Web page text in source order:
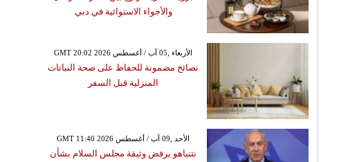
والأجواء الاستوائية في دبي
GMT 20:02 2026 الأربعاء ,05 آب / أغسطس
نصائح مضمونة للحفاظ على صحة النباتات
المنزلية قبل السفر
GMT 11:40 2026 الأحد ,09 آب / أغسطس
نتنياهو يرفض وثيقة مجلس السلام بشأن